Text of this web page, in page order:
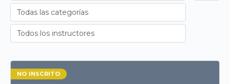
NO INSCRITO